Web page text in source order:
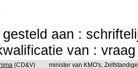
gesteld aan :
van :
(CD&V)
minister van KMO's,